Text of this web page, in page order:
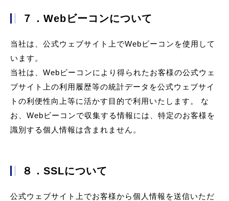
７．Webビーコンについて
当社は、公式ウェブサイト上でWebビーコンを使用して
います。
当社は、Webビーコンにより得られたお客様の公式ウェ
ブサイト上の利用履歴等の統計データを公式ウェブサイ
トの利便性向上等に活かす目的で利用いたします。 な
お、Webビーコンで収集する情報には、特定のお客様を
識別する個人情報は含まれません。
８．SSLについて
公式ウェブサイト上でお客様から個人情報を送信いただ